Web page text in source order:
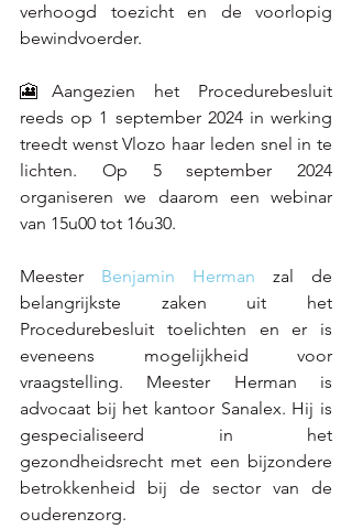
verhoogd toezicht en de voorlopig
bewindvoerder.
🎦Aangezien het Procedurebesluit
reeds op 1 september 2024 in werking
treedt wenst Vlozo haar leden snel in te
lichten. Op 5 september 2024
organiseren we daarom een webinar
van 15u00 tot 16u30.
Meester Benjamin Herman zal de
belangrijkste zaken uit het
Procedurebesluit toelichten en er is
eveneens mogelijkheid voor
vraagstelling. Meester Herman is
advocaat bij het kantoor Sanalex. Hij is
gespecialiseerd in het
gezondheidsrecht met een bijzondere
betrokkenheid bij de sector van de
ouderenzorg.